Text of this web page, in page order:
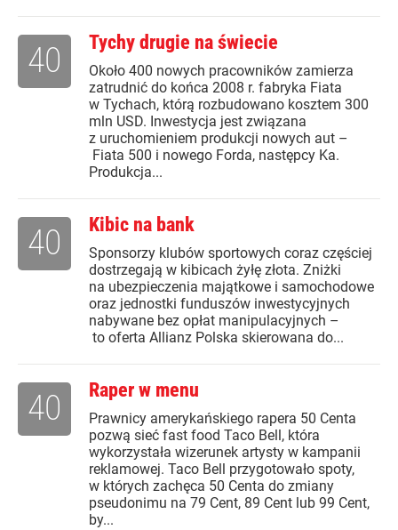
Tychy drugie na świecie
Około 400 nowych pracowników zamierza
zatrudnić do końca 2008 r. fabryka Fiata
w Tychach, którą rozbudowano kosztem 300
mln USD. Inwestycja jest związana
z uruchomieniem produkcji nowych aut –
Fiata 500 i nowego Forda, następcy Ka.
Produkcja...
40
Kibic na bank
Sponsorzy klubów sportowych coraz częściej
dostrzegają w kibicach żyłę złota. Zniżki
na ubezpieczenia majątkowe i samochodowe
oraz jednostki funduszów inwestycyjnych
nabywane bez opłat manipulacyjnych –
to oferta Allianz Polska skierowana do...
40
Raper w menu
Prawnicy amerykańskiego rapera 50 Centa
pozwą sieć fast food Taco Bell, która
wykorzystała wizerunek artysty w kampanii
reklamowej. Taco Bell przygotowało spoty,
w których zachęca 50 Centa do zmiany
pseudonimu na 79 Cent, 89 Cent lub 99 Cent,
by...
40